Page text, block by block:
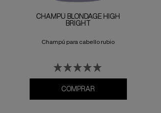
CHAMPÚ BLONDAGE HIGH
BRIGHT
Champú para cabello rubio
COMPRAR